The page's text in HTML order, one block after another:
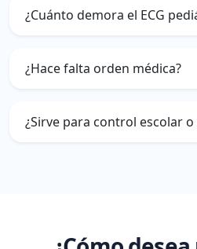
¿Cuánto demora el ECG
¿Hace falta orden médica?
¿Sirve para control escolar